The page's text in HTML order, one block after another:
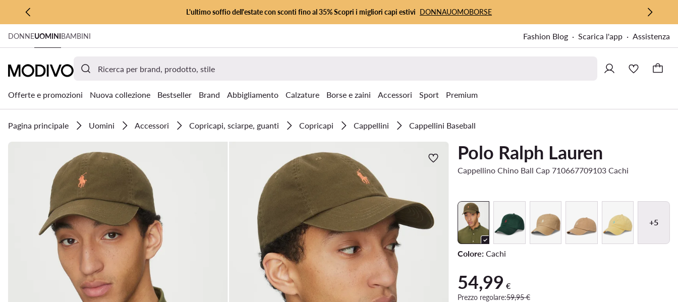
VAI AL CONTENUTO PRINCIPALE
VAI ALLA RICERCA
L'ultimo soffio dell'estate con sconti fino al 35% Scopri i migliori capi estivi DONNAUOMOBORSE
DONNEUOMINIBAMBINI Fashion Blog Scarica l'app Assistenza
Offerte e promozioni Nuova collezione Bestseller Brand Abbigliamento Calzature Borse e zaini Accessori Sport Premium
Pagina principale Uomini Accessori Copricapi, sciarpe, guanti Copricapi Cappellini Cappellini Baseball
Polo Ralph Lauren
Cappellino Chino Ball Cap 710667709103 Cachi
+5
Colore:Cachi
Prezzo attuale 54,99 €
54,99 €
Prezzo regolare:59,95 €